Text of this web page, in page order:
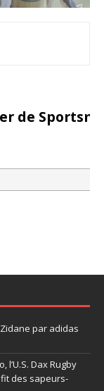
de
par adidas
Dax Rugby
des sapeurs-